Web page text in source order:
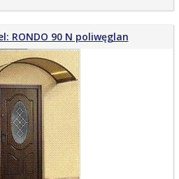
RONDO 90 N poliwęglan